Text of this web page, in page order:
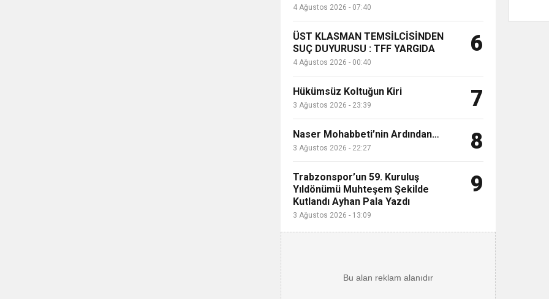
4 Ağustos 2026 - 07:40
ÜST KLASMAN TEMSİLCİSİNDEN
SUÇ DUYURUSU : TFF YARGIDA
4 Ağustos 2026 - 00:40
6
Hükümsüz Koltuğun Kiri
3 Ağustos 2026 - 23:39 7
Naser Mohabbeti’nin Ardından…
3 Ağustos 2026 - 22:27 8
Trabzonspor’un 59. Kuruluş
Yıldönümü Muhteşem Şekilde
Kutlandı Ayhan Pala Yazdı
3 Ağustos 2026 - 13:09
9